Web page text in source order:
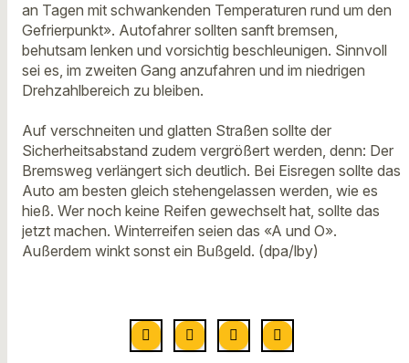
an Tagen mit schwankenden Temperaturen rund um den
Gefrierpunkt». Autofahrer sollten sanft bremsen,
behutsam lenken und vorsichtig beschleunigen. Sinnvoll
sei es, im zweiten Gang anzufahren und im niedrigen
Drehzahlbereich zu bleiben.
Auf verschneiten und glatten Straßen sollte der
Sicherheitsabstand zudem vergrößert werden, denn: Der
Bremsweg verlängert sich deutlich. Bei Eisregen sollte das
Auto am besten gleich stehengelassen werden, wie es
hieß. Wer noch keine Reifen gewechselt hat, sollte das
jetzt machen. Winterreifen seien das «A und O».
Außerdem winkt sonst ein Bußgeld. (dpa/lby)